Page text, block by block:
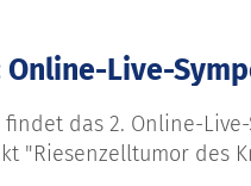
Live-
findet das 2. Online-
"Riesenzelltumor des